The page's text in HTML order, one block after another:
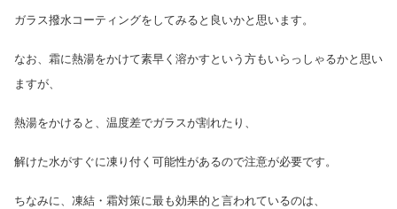
ガラス撥水コーティングをしてみると良いかと思います。
なお、霜に熱湯をかけて素早く溶かすという方もいらっしゃるかと思い
ますが、
熱湯をかけると、温度差でガラスが割れたり、
解けた水がすぐに凍り付く可能性があるので注意が必要です。
ちなみに、凍結・霜対策に最も効果的と言われているのは、